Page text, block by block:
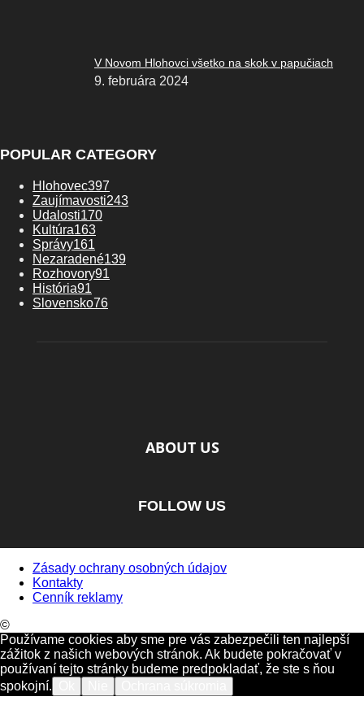
V Novom Hlohovci všetko na skok v papučiach
9. februára 2024
POPULAR CATEGORY
Hlohovec397
Zaujímavosti243
Udalosti170
Kultúra163
Správy161
Nezaradené139
Rozhovory91
História91
Slovensko76
ABOUT US
FOLLOW US
Zásady ochrany osobných údajov
Kontakty
Cenník reklamy
©
Používame cookies aby sme pre vás zabezpečili ten najlepší
zážitok z našich webových stránok. Ak budete pokračovať v
používaní tejto stránky budeme predpokladať, že ste s ňou
spokojní.